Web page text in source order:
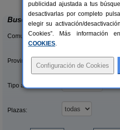
Buscar
Comunidades:
Provincias/Islas:
Tipo alquiler:
Plazas:
publicidad ajustada a tus
desactivarlas por completo
elegir su activación/
Cookies”. Más información
COOKIES.